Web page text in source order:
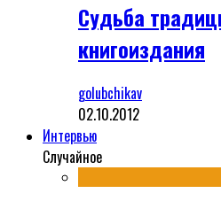
Судьба
книгоиздания
golubchikav
02.10.2012
Интервью
Случайное